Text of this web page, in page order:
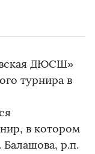
ДЮСШ»
турнира в
в котором
Балашова, р.п.